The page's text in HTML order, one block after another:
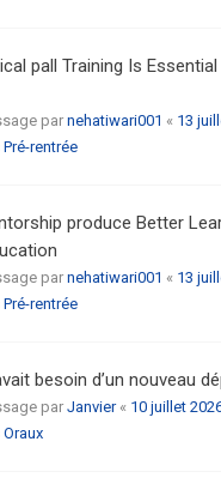
pall Training Is
par nehatiwari001 « 13
Pré-rentrée
produce Better
par nehatiwari001 « 13
Pré-rentrée
besoin d’un nouveau
par Janvier« 10 juillet
Oraux